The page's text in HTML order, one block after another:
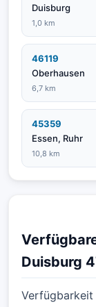
Duisburg
1,0 km
46119
Oberhausen
6,7 km
45359
Essen, Ruhr
10,8 km
Duisburg
Verfügbarkeit